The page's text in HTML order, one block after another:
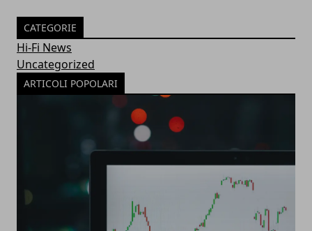
CATEGORIE
Hi-Fi News
Uncategorized
ARTICOLI POPOLARI